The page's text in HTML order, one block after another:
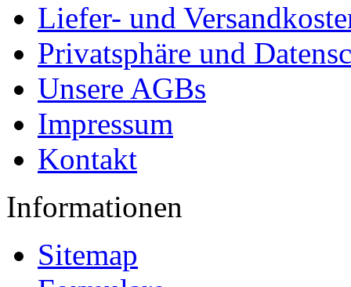
Liefer- und
Privatsphäre und
Unsere AGBs
Impressum
Kontakt
Informationen
Sitemap